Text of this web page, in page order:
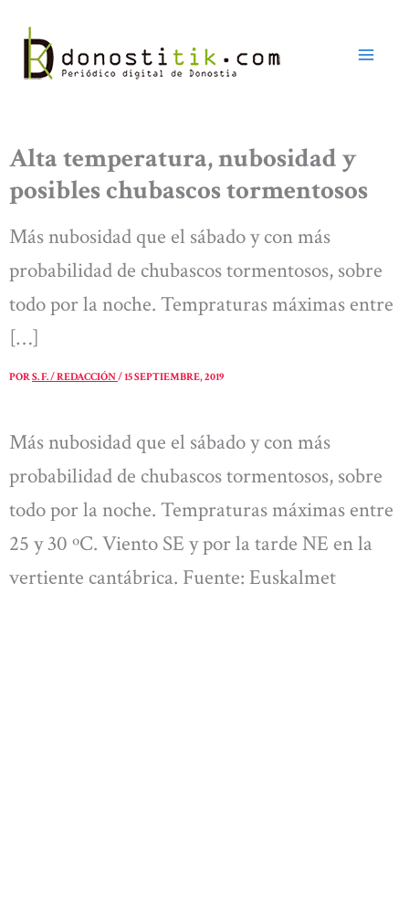
contenido
Alta temperatura, nubosidad y
posibles chubascos tormentosos
Más nubosidad que el sábado y con más
probabilidad de chubascos tormentosos, sobre
todo por la noche. Tempraturas máximas entre
[…]
PORS. F. / REDACCIÓN/15 SEPTIEMBRE, 2019
Más nubosidad que el sábado y con más
probabilidad de chubascos tormentosos, sobre
todo por la noche. Tempraturas máximas entre
25 y 30 ºC. Viento SE y por la tarde NE en la
vertiente cantábrica. Fuente: Euskalmet